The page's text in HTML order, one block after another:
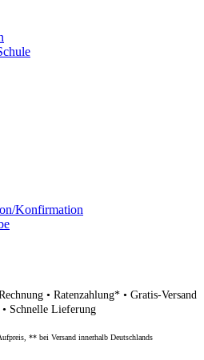
Konfirmation
• Ratenzahlung* • Gratis-Versand
Schnelle Lieferung
** bei Versand innerhalb Deutschlands